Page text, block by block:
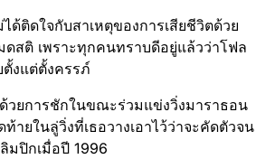
ด้ติดใจกับสาเหตุของการเสียชีวิต​ด้วย
สติ เพราะทุกคนทราบดีอยู่แล้วว่าโฟล
งแต่ตั้งครรภ์​
วยการชักในขณะร่วมแข่งวิ่งมาราธอน​
ายในลู่วิ่งที่เธอวางเอาไว้ว่าจะคัดตัวจน
มปิกเมื่อปี 1996